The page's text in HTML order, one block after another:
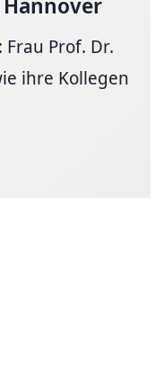
Prof. Dr.
ihre Kollegen